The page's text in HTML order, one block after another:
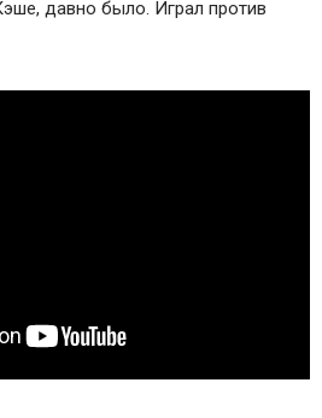
давно было. Играл против